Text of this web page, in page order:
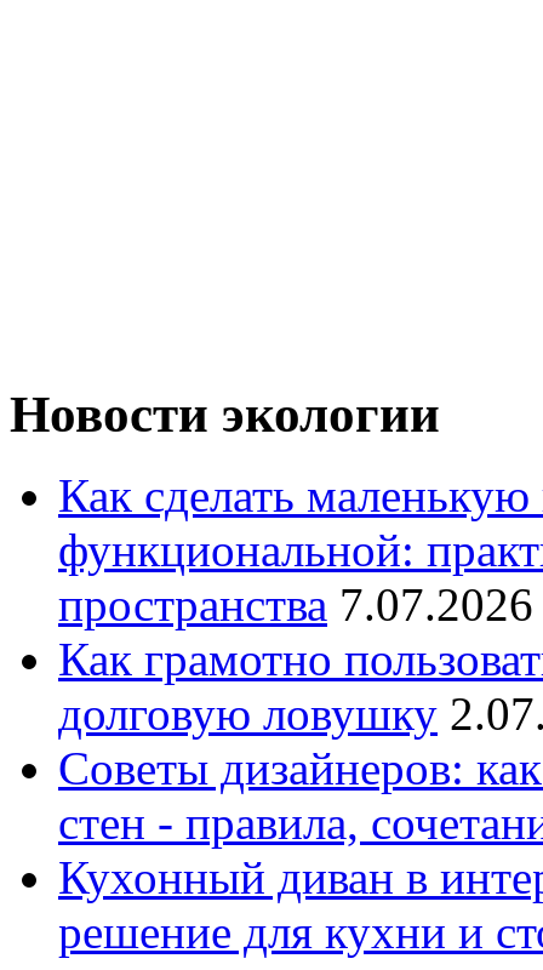
Новости экологии
Как сделать
функциональной:
пространства
Как грамотно
долговую ловушку
Советы дизайнеров:
стен - правила,
Кухонный диван в
решение для кухни и